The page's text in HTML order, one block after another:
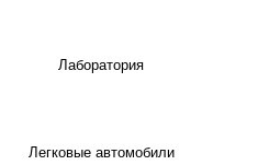
Лаборатория
Легковые автомобили